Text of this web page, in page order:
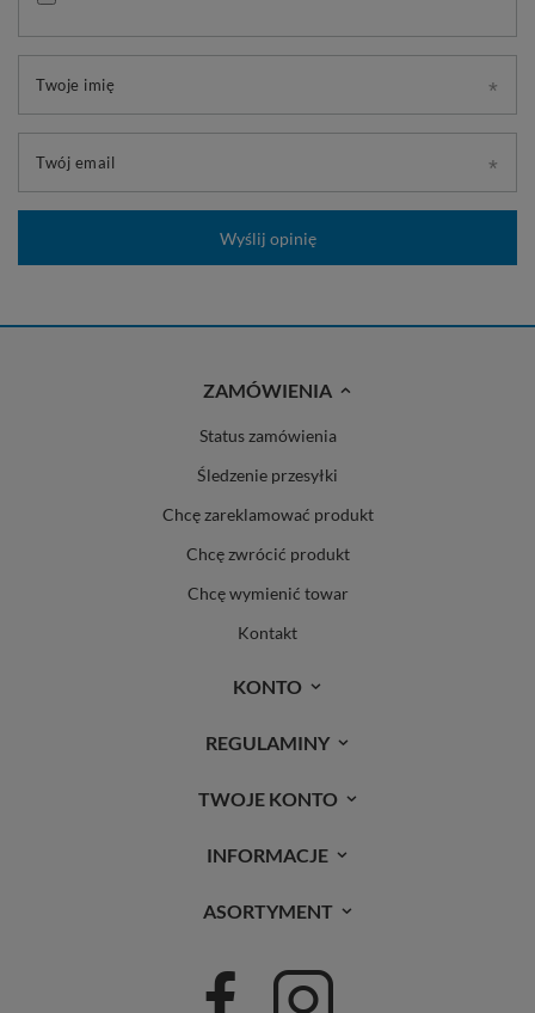
Twoje imię
Twój email
Wyślij opinię
ZAMÓWIENIA
Status zamówienia
Śledzenie przesyłki
Chcę zareklamować produkt
Chcę zwrócić produkt
Chcę wymienić towar
Kontakt
KONTO
REGULAMINY
TWOJE KONTO
INFORMACJE
ASORTYMENT